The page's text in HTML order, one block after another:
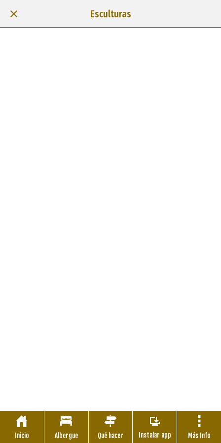
Esculturas
Inicio Albergue Qué hacer Instalar app Más Info